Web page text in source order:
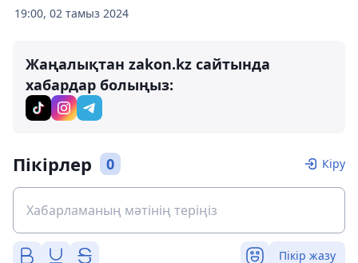
19:00, 02 тамыз 2024
Жаңалықтан zakon.kz сайтында
хабардар болыңыз:
Пікірлер 0 Кіру
Пікір жазу